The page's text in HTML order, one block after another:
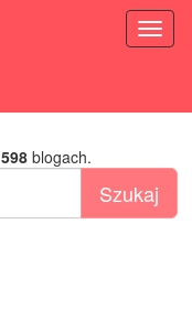
598blogach.